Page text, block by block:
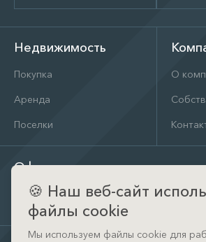
Недвижимость
Покупка
Аренда
Поселки
О
Офис
д. Тимошкино, ул. Архитектора Райта, д.
Истра)
🍪 Наш веб-сайт
файлы cookie
Мы используем файлы cookie для